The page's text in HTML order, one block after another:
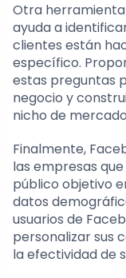
Otra herramienta
ayuda a
clientes están
específico.
estas preguntas
negocio y
nicho de
Finalmente,
las empresas
público objetivo
datos
usuarios de
personalizar sus
la efectividad de